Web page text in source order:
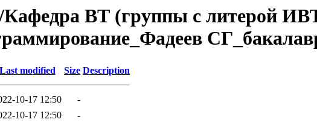
ВТ (группы с литерой
Last modified Size Description
10-17 12:50
-
10-17 12:50
-